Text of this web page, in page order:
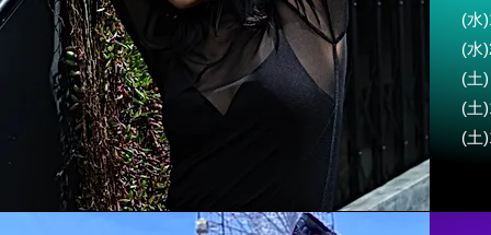
(水
(水
(土
(土
(土